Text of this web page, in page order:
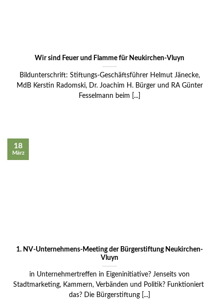
Wir sind Feuer und Flamme für Neukirchen-Vluyn
Bildunterschrift: Stiftungs-Geschäftsführer Helmut Jänecke,
MdB Kerstin Radomski, Dr. Joachim H. Bürger und RA Günter
Fesselmann beim [...]
1. NV-Unternehmens-Meeting der Bürgerstiftung Neukirchen-
Vluyn
in Unternehmertreffen in Eigeninitiative? Jenseits von
Stadtmarketing, Kammern, Verbänden und Politik? Funktioniert
das? Die Bürgerstiftung [...]
18
März